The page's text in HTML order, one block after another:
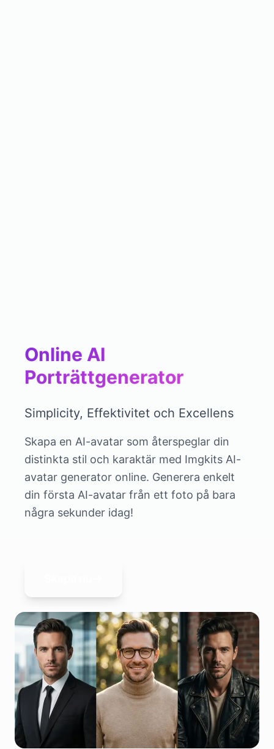
Online AI
Porträttgenerator
Simplicity, Effektivitet och Excellens
Skapa en AI-avatar som återspeglar din
distinkta stil och karaktär med Imgkits AI-
avatar generator online. Generera enkelt
din första AI-avatar från ett foto på bara
några sekunder idag!